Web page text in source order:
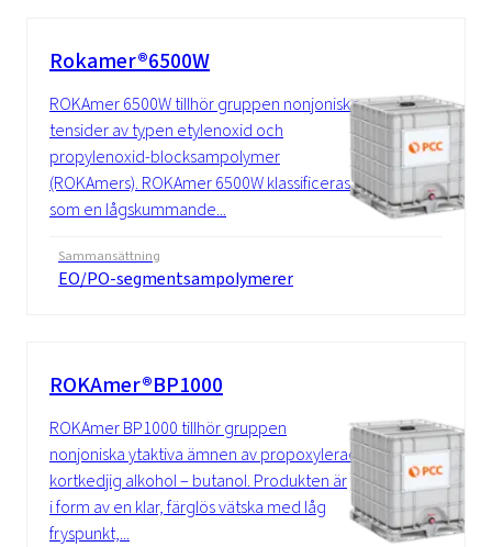
Rokamer®6500W
ROKAmer 6500W tillhör gruppen nonjoniska
tensider av typen etylenoxid och
propylenoxid-blocksampolymer
(ROKAmers). ROKAmer 6500W klassificeras
som en lågskummande...
Sammansättning
EO/PO-segmentsampolymerer
ROKAmer®BP1000
ROKAmer BP1000 tillhör gruppen
nonjoniska ytaktiva ämnen av propoxylerad
kortkedjig alkohol – butanol. Produkten är
i form av en klar, färglös vätska med låg
fryspunkt,...